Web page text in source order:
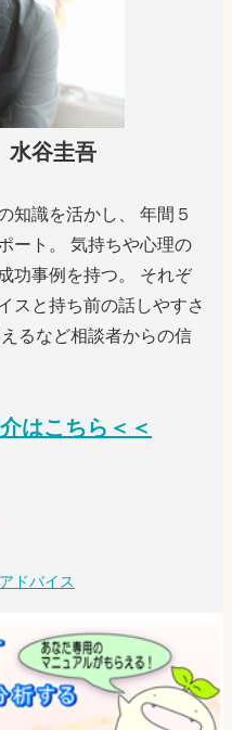
谷圭吾
知識を活かし、 年間５
ート。 気持ちや心理の
功事例を持つ。 それぞ
スと持ち前の話しやすさ
るなど相談者からの信
はこちら＜＜
ドバイス